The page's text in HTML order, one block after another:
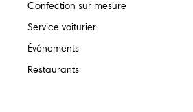
Confection sur mesure
Service voiturier
Événements
Restaurants